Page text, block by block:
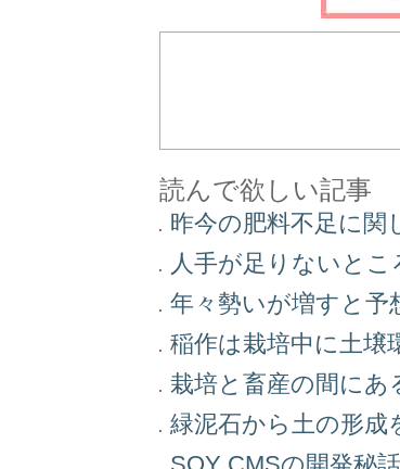
読んで欲しい記事
昨今の肥料不足に関
人手が足りないとこ
年々勢いが増すと予
稲作は栽培中に土壌
栽培と畜産の間にあ
緑泥石から土の形成